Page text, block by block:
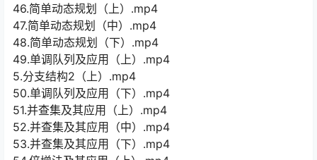
46.简单动态规划（上）.mp4
47.简单动态规划（中）.mp4
48.简单动态规划（下）.mp4
49.单调队列及应用（上）.mp4
5.分支结构2（上）.mp4
50.单调队列及应用（下）.mp4
51.并查集及其应用（上）.mp4
52.并查集及其应用（中）.mp4
53.并查集及其应用（下）.mp4